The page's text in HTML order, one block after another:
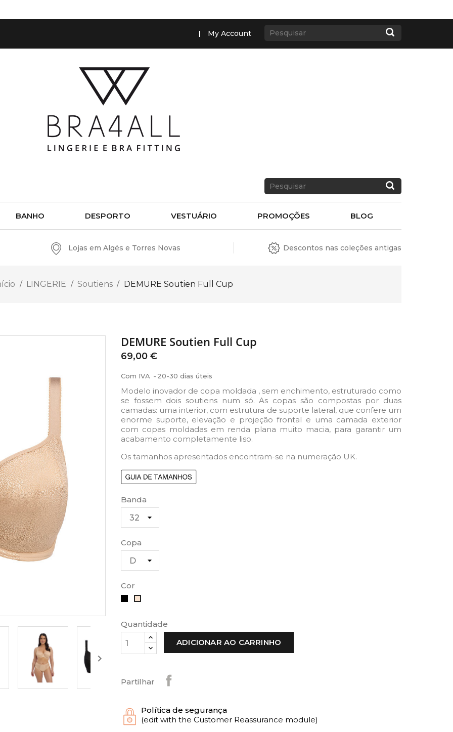
My Account
BANHO DESPORTO VESTUÁRIO PROMOÇÕES BLOG
Lojas em Algés e Torres Novas Descontos nas coleções antigas
LINGERIE Soutiens DEMURE Soutien Full Cup

DEMURE Soutien Full Cup
69,00 €
Com IVA 20-30 dias úteis
Modelo inovador de copa moldada , sem enchimento, estruturado como
se fossem dois soutiens num só. As copas são compostas por duas
camadas: uma interior, com estrutura de suporte lateral, que confere um
enorme suporte, elevação e projeção frontal e uma camada exterior
com copas moldadas em renda plana muito macia, para garantir um
acabamento completamente liso.
Os tamanhos apresentados encontram-se na numeração UK.
Banda
Copa
Cor
PretoBege
Quantidade
ADICIONAR AO CARRINHO
Partilhar
Política de segurança
(edit with the Customer Reassurance module)